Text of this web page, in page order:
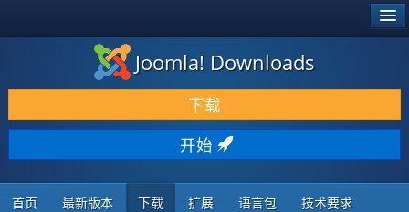
下载 & 扩展
发现 & 学习
社区 & 支持
开发者资源
Joomla! Downloads
下载
开始
首页 最新版本 下载 扩展 语言包 技术要求